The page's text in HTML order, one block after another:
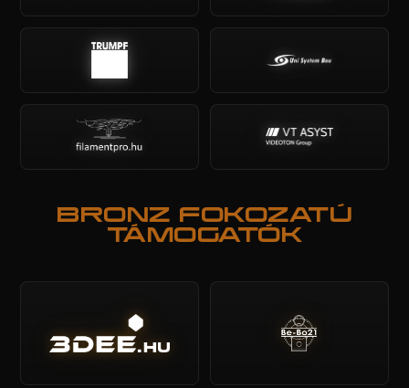
BRONZ FOKOZATÚ
TÁMOGATÓK